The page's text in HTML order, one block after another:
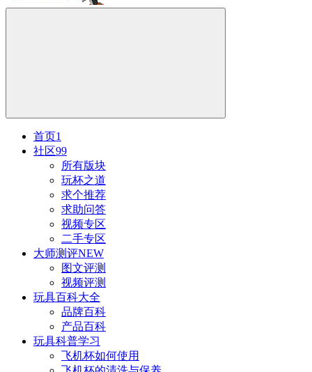
首页1
社区99
所有版块
玩杯之道
求个推荐
求助问答
视频专区
二手专区
大师测评NEW
图文评测
视频评测
玩具百科大全
品牌百科
产品百科
玩具科普学习
飞机杯如何使用